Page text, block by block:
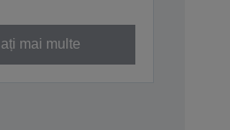
mai multe